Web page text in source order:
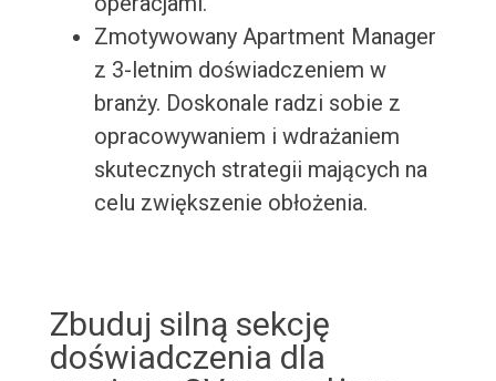
Zmotywowany Apartment Manager
z 3-letnim doświadczeniem w
branży. Doskonale radzi sobie z
opracowywaniem i wdrażaniem
skutecznych strategii mających na
celu zwiększenie obłożenia.
Zbuduj silną sekcję
doświadczenia dla